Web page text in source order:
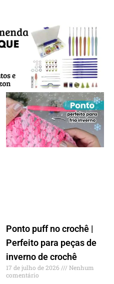
Ponto puff no crochê |
Perfeito para peças de
inverno de crochê
17 de julho de 2026
Nenhum
comentário